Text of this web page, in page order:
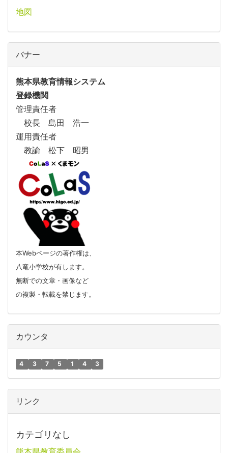
地図
バナー
熊本県教育情報システム
登録機関
管理責任者
校長 島田 浩一
運用責任者
教諭 松下 昭男
本Webページの著作権は、
八竜小学校が有します。
無断での文章・画像など
の複製・転載を禁じます。
カウンタ
4 3 7 5 1 4 3
リンク
カテゴリなし